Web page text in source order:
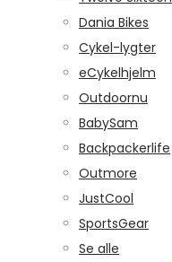
Dania Bikes
Cykel-lygter
eCykelhjelm
Outdoornu
BabySam
Backpackerlife
Outmore
JustCool
SportsGear
Se alle